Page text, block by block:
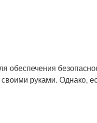
обеспечения
руками. Однако,